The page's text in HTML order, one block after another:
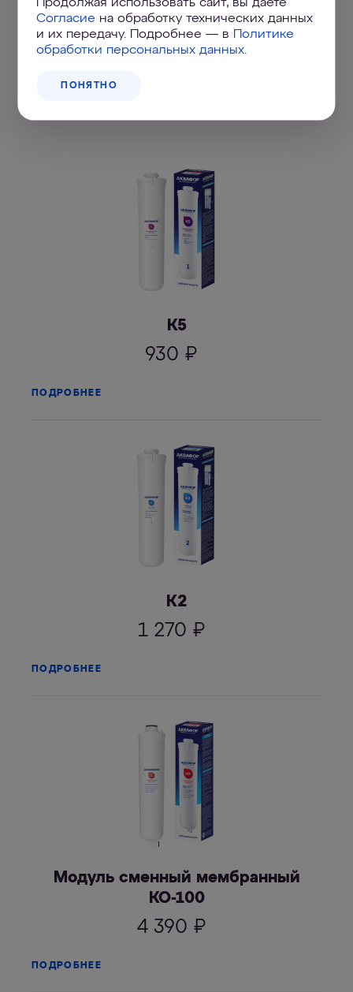
Подходящие сменные
К5
930 ₽
ПОДРОБНЕЕ
К2
1 270 ₽
ПОДРОБНЕЕ
Модуль сменный мембранный
КО-100
4 390 ₽
ПОДРОБНЕЕ
Продолжая использовать сайт, вы даете
Согласие на обработку технических данных
и их передачу. Подробнее — в Политике
обработки персональных данных.
ПОНЯТНО